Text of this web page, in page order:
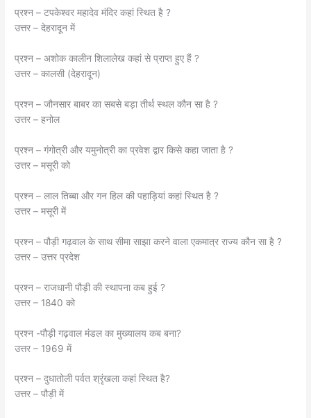
प्रश्न – टपकेश्वर महादेव मंदिर कहां स्थित है ?
उत्तर – देहरादून में
प्रश्न – अशोक कालीन शिलालेख कहां से प्राप्त हुए हैं ?
उत्तर – कालसी (देहरादून)
प्रश्न – जौनसार बाबर का सबसे बड़ा तीर्थ स्थल कौन सा है ?
उत्तर – हनोल
प्रश्न – गंगोत्री और यमुनोत्री का प्रवेश द्वार किसे कहा जाता है ?
उत्तर – मसूरी को
प्रश्न – लाल तिब्बा और गन हिल की पहाड़ियां कहां स्थित है ?
उत्तर – मसूरी में
प्रश्न – पौड़ी गढ़वाल के साथ सीमा साझा करने वाला एकमात्र राज्य कौन सा है ?
उत्तर – उत्तर प्रदेश
प्रश्न – राजधानी पौड़ी की स्थापना कब हुई ?
उत्तर – 1840 को
प्रश्न -पौड़ी गढ़वाल मंडल का मुख्यालय कब बना?
उत्तर – 1969 में
प्रश्न – दुधातोली पर्वत श्रृंखला कहां स्थित है?
उत्तर – पौड़ी में